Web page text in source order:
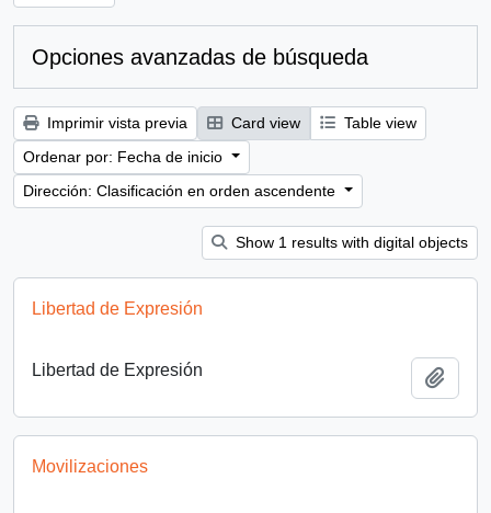
Opciones avanzadas de búsqueda
Imprimir vista previa Card view
Table view
Ordenar por: Fecha de inicio
Dirección: Clasificación en orden ascendente
Show 1 results with digital objects
Libertad de Expresión
Libertad de Expresión
Movilizaciones